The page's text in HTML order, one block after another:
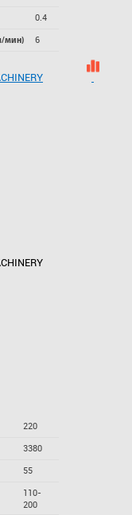
0.4
мин) 6
220
3380
55
110-
200